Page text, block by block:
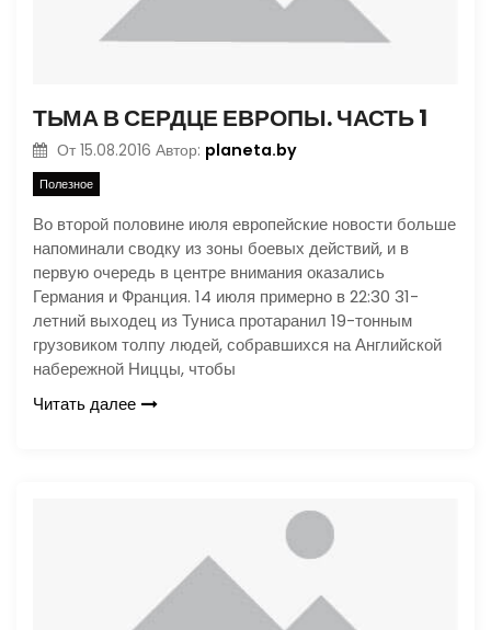
ТЬМА В СЕРДЦЕ ЕВРОПЫ. ЧАСТЬ 1
От 15.08.2016 Автор: planeta.by
Полезное
Во второй половине июля европейские новости больше
напоминали сводку из зоны боевых действий, и в
первую очередь в центре внимания оказались
Германия и Франция. 14 июля примерно в 22:30 31-
летний выходец из Туниса протаранил 19-тонным
грузовиком толпу людей, собравшихся на Английской
набережной Ниццы, чтобы
Читать далее